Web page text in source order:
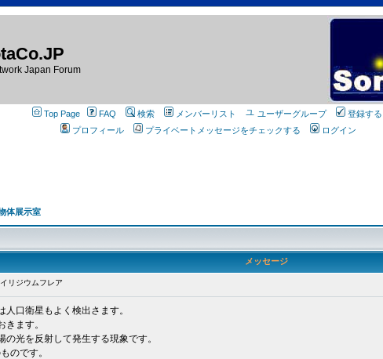
Japan Forum
Top Page FAQ 検索 メンバーリスト ユーザーグループ
登録する
プロフィール
プライベートメッセージをチェックする ログイン
体展示室
メッセージ
リジウムフレア
口衛星もよく検出さます。
ます。
光を反射して発生する現象です。
のです。